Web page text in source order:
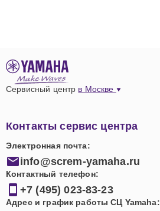
Сервисный центр в Москве
Контакты сервис центра
Электронная почта:
info@screm-yamaha.ru
Контактный телефон:
+7 (495) 023-83-23
Адрес и график работы СЦ Yamaha: